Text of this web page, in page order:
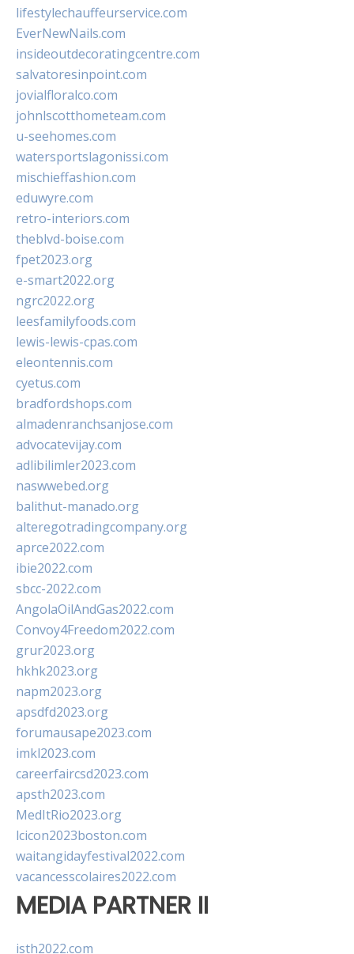
lifestylechauffeurservice.com
EverNewNails.com
insideoutdecoratingcentre.com
salvatoresinpoint.com
jovialfloralco.com
johnlscotthometeam.com
u-seehomes.com
watersportslagonissi.com
mischieffashion.com
eduwyre.com
retro-interiors.com
theblvd-boise.com
fpet2023.org
e-smart2022.org
ngrc2022.org
leesfamilyfoods.com
lewis-lewis-cpas.com
eleontennis.com
cyetus.com
bradfordshops.com
almadenranchsanjose.com
advocatevijay.com
adlibilimler2023.com
naswwebed.org
balithut-manado.org
alteregotradingcompany.org
aprce2022.com
ibie2022.com
sbcc-2022.com
AngolaOilAndGas2022.com
Convoy4Freedom2022.com
grur2023.org
hkhk2023.org
napm2023.org
apsdfd2023.org
forumausape2023.com
imkl2023.com
careerfaircsd2023.com
apsth2023.com
MedItRio2023.org
lcicon2023boston.com
waitangidayfestival2022.com
vacancesscolaires2022.com
MEDIA PARTNER II
isth2022.com